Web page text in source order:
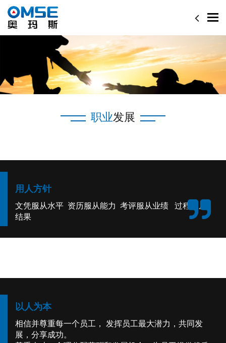
职业发展
用人方针
文凭服从水平 资历服从能力 考评服从业绩 过程服从
结果
以人为本
相信并尊重每一个员工， 发挥员工最大潜力，共同发
展，分享成功。